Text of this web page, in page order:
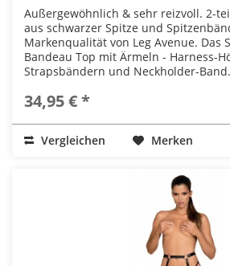
Außergewöhnlich & sehr reizvoll. 2-
aus schwarzer Spitze und
Markenqualität von Leg Avenue. Das
Bandeau Top mit Ärmeln - Harness-
Strapsbändern und Neckholder-
34,95 € *
Vergleichen Merken